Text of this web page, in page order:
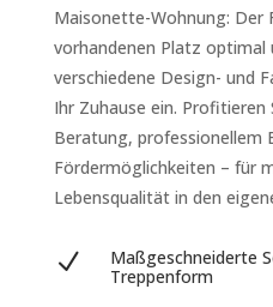
Maisonette-Wohnung: Der
vorhandenen Platz optimal
verschiedene Design- und
Ihr Zuhause ein. Profitieren
Beratung, professionellem
Fördermöglichkeiten – für
Lebensqualität in den
N
Maßgeschneiderte
Treppenform